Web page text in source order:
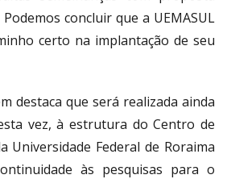
concluir que a UEMASUL
certo na implantação de seu
destaca que será realizada ainda
vez, à estrutura do Centro de
Universidade Federal de Roraima
às pesquisas para o